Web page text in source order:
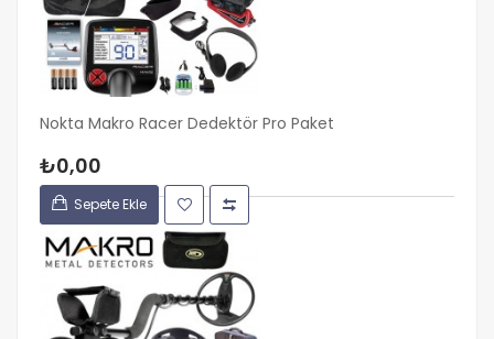
Nokta Makro Racer Dedektör Pro Paket
₺0,00
Sepete Ekle